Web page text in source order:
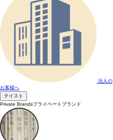
法人の
お客様へ
テイスト
Private Brandsプライベートブランド